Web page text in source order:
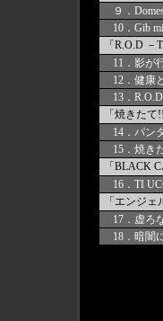
９．
10．Gib
「R.O.D －
11．影が
12．健康
13．
「焼きたて
14．パン
15．焼き
「BLACK
16．TI
「エンジェ
17．虚ろ
18．暗闇